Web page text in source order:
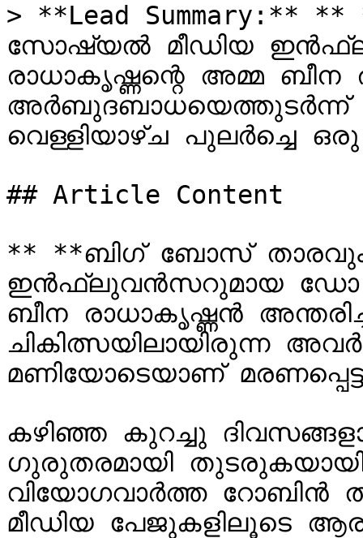
> **Lead
സോഷ്യൽ മീഡിയ
രാധാകൃഷ്ണന്റെ അമ്മ ബീന
അർബുദബാധയെത്തുടർന്ന്
വെള്ളിയാഴ്ച പുലർച്ചെ
## Article Content
** **ബിഗ് ബോസ്
ഇൻഫ്ലുവൻസറുമായ ഡോ.
ബീന രാധാകൃഷ്ണൻ
ചികിത്സയിലായിരുന്ന
മണിയോടെയാണ്
കഴിഞ്ഞ കുറച്ചു
ഗുരുതരമായി
വിയോഗവാർത്ത
മീഡിയ പേജുകളിലൂടെ